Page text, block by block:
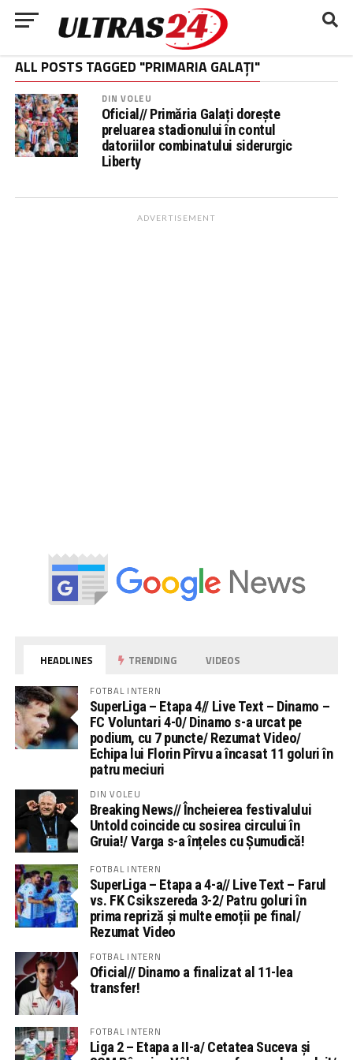
ALL POSTS TAGGED "PRIMARIA GALAȚI"
DIN VOLEU
Oficial// Primăria Galați dorește
preluarea stadionului în contul
datoriilor combinatului siderurgic
Liberty
ADVERTISEMENT
HEADLINES TRENDING VIDEOS
FOTBAL INTERN
SuperLiga – Etapa 4// Live Text – Dinamo –
FC Voluntari 4-0/ Dinamo s-a urcat pe
podium, cu 7 puncte/ Rezumat Video/
Echipa lui Florin Pîrvu a încasat 11 goluri în
patru meciuri
DIN VOLEU
Breaking News// Încheierea festivalului
Untold coincide cu sosirea circului în
Gruia!/ Varga s-a înțeles cu Șumudică!
FOTBAL INTERN
SuperLiga – Etapa a 4-a// Live Text – Farul
vs. FK Csikszereda 3-2/ Patru goluri în
prima repriză și multe emoții pe final/
Rezumat Video
FOTBAL INTERN
Oficial// Dinamo a finalizat al 11-lea
transfer!
FOTBAL INTERN
Liga 2 – Etapa a II-a/ Cetatea Suceva și